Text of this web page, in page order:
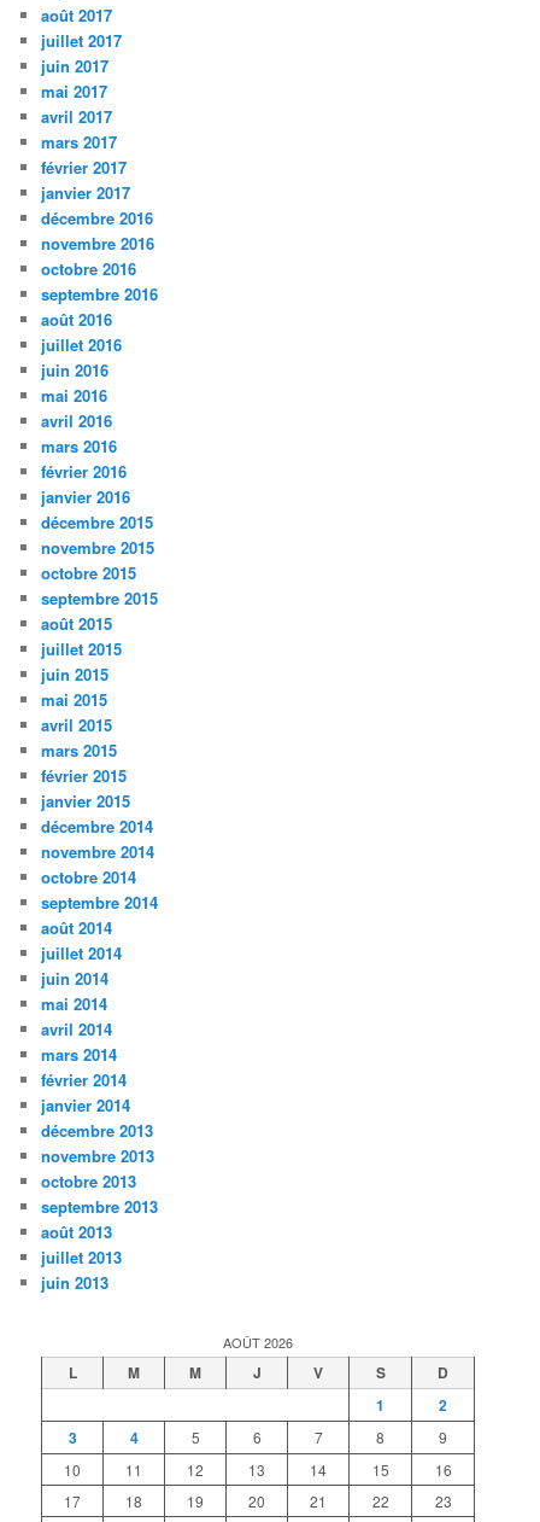
août 2017
juillet 2017
juin 2017
mai 2017
avril 2017
mars 2017
février 2017
janvier 2017
décembre 2016
novembre 2016
octobre 2016
septembre 2016
août 2016
juillet 2016
juin 2016
mai 2016
avril 2016
mars 2016
février 2016
janvier 2016
décembre 2015
novembre 2015
octobre 2015
septembre 2015
août 2015
juillet 2015
juin 2015
mai 2015
avril 2015
mars 2015
février 2015
janvier 2015
décembre 2014
novembre 2014
octobre 2014
septembre 2014
août 2014
juillet 2014
juin 2014
mai 2014
avril 2014
mars 2014
février 2014
janvier 2014
décembre 2013
novembre 2013
octobre 2013
septembre 2013
août 2013
juillet 2013
juin 2013
AOÛT 2026
L M M J V S
D
1
2
3
4 5 6 7 8
9
10
11 12 13 14 15
16
17
18 19 20 21 22
23